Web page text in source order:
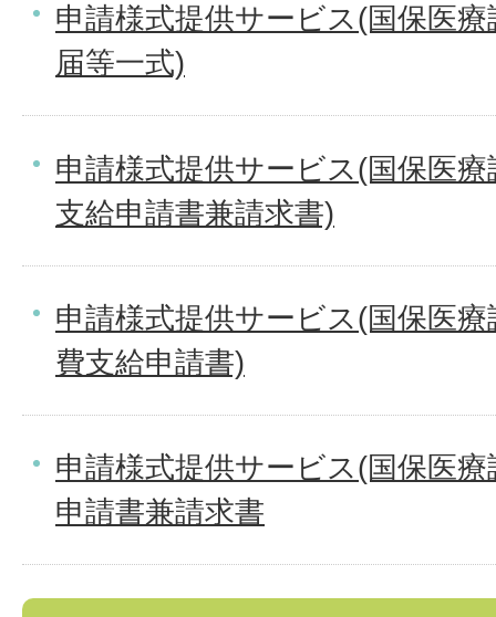
申請様式提供サービス(国保医
届等一式)
申請様式提供サービス(国保医
支給申請書兼請求書)
申請様式提供サービス(国保医
費支給申請書)
申請様式提供サービス(国保医
申請書兼請求書